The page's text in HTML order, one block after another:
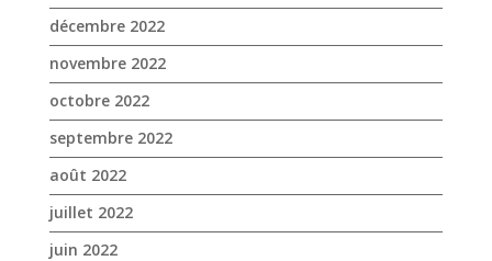
décembre 2022
novembre 2022
octobre 2022
septembre 2022
août 2022
juillet 2022
juin 2022